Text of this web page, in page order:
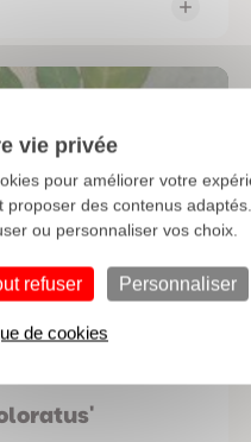
vie privée
pour améliorer votre
proposer des contenus
ou personnaliser vos choix.
refuser Personnaliser
de cookies